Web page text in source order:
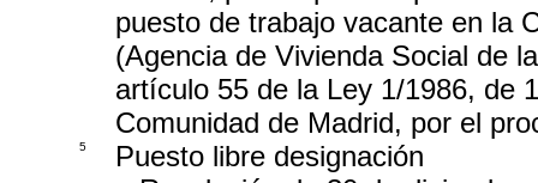
puesto de trabajo vacante en la
(Agencia de Vivienda Social de
artículo 55 de la Ley 1/1986, de
Comunidad de Madrid, por el
5
Puesto libre designación